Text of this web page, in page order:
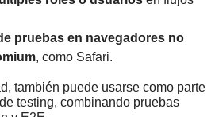
pruebas en navegadores no
, como Safari.
también puede usarse como parte
testing, combinando pruebas